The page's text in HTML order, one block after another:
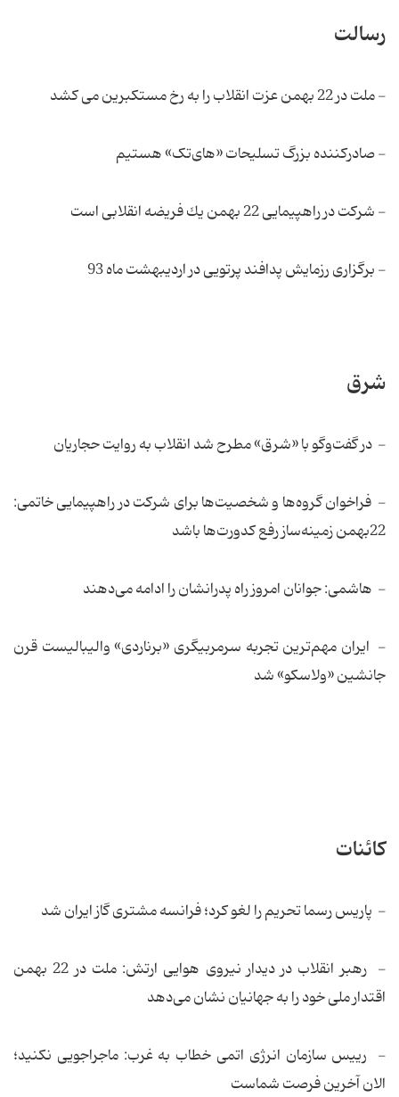
رسالت
- ملت در 22 بهمن عزت انقلاب را به رخ مستكبرین می كشد
- صادر‌کننده بزرگ تسلیحات «های‌تک» هستیم
- شرکت در راهپیمایی 22 بهمن یك فریضه انقلابی است
- برگزاری رزمایش پدافند پرتویی در اردیبهشت ماه 93
شرق
- در گفت‌وگو با «شرق» مطرح شد انقلاب به روایت حجاریان
- فراخوان گروه‌ها و شخصیت‌ها برای شرکت در راهپیمایی خاتمی:
22بهمن زمینه‌ساز رفع کدورت‌ها باشد
- هاشمی‌: جوانان امروز راه پدرانشان را ادامه می‌دهند
- ایران مهم‌ترین تجربه سرمربیگری «برناردی» والیبالیست قرن
جانشین «ولاسکو» شد
کائنات
- پاریس رسما تحریم را لغو کرد؛ فرانسه مشتری گاز ایران شد
- رهبر انقلاب در دیدار نیروی هوایی ارتش: ملت در 22 بهمن
اقتدار ملی خود را به جهانیان نشان می‌دهد
- رییس سازمان انرژی اتمی خطاب به غرب: ماجراجویی‌ نکنید؛
الان آخرین فرصت شماست